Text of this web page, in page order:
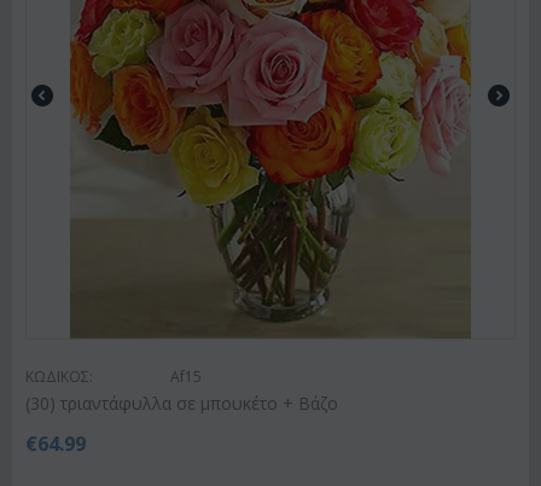
ΚΩΔΙΚΟΣ: Af15
(30) τριαντάφυλλα σε μπουκέτο + Βάζο
€64.99